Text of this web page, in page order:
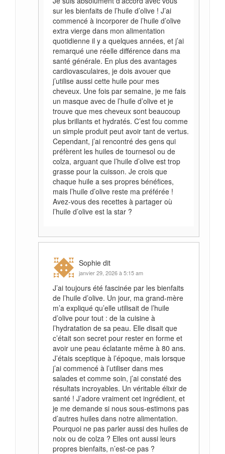
sur les bienfaits de l’huile d’olive ! J’ai
commencé à incorporer de l’huile d’olive
extra vierge dans mon alimentation
quotidienne il y a quelques années, et j’ai
remarqué une réelle différence dans ma
santé générale. En plus des avantages
cardiovasculaires, je dois avouer que
j’utilise aussi cette huile pour mes
cheveux. Une fois par semaine, je me fais
un masque avec de l’huile d’olive et je
trouve que mes cheveux sont beaucoup
plus brillants et hydratés. C’est fou comme
un simple produit peut avoir tant de vertus.
Cependant, j’ai rencontré des gens qui
préfèrent les huiles de tournesol ou de
colza, arguant que l’huile d’olive est trop
grasse pour la cuisson. Je crois que
chaque huile a ses propres bénéfices,
mais l’huile d’olive reste ma préférée !
Avez-vous des recettes à partager où
l’huile d’olive est la star ?
Sophie dit
janvier 29, 2026 à 5:15 am
J’ai toujours été fascinée par les bienfaits
de l’huile d’olive. Un jour, ma grand-mère
m’a expliqué qu’elle utilisait de l’huile
d’olive pour tout : de la cuisine à
l’hydratation de sa peau. Elle disait que
c’était son secret pour rester en forme et
avoir une peau éclatante même à 80 ans.
J’étais sceptique à l’époque, mais lorsque
j’ai commencé à l’utiliser dans mes
salades et comme soin, j’ai constaté des
résultats incroyables. Un véritable élixir de
santé ! J’adore vraiment cet ingrédient, et
je me demande si nous sous-estimons pas
d’autres huiles dans notre alimentation.
Pourquoi ne pas parler aussi des huiles de
noix ou de colza ? Elles ont aussi leurs
propres bienfaits, n’est-ce pas ?